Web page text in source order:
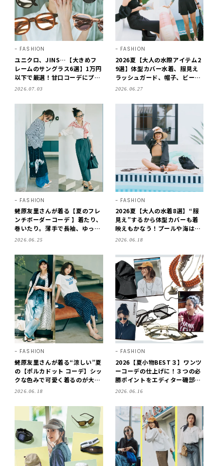
FASHION
ユニクロ、JINS…【大きめフ
レームのサングラス6選】1万円
以下で厳選！甘口コーデにプラ
スして｜2026夏
2026.07.03
FASHION
2026夏【大人の水際アイテム2
9選】体型カバー水着、服見え
ラッシュガード、帽子、ビーチ
バッグetc.プールや海はもちろ
2026.06.27
FASHION
蛯原友里さんが着る【夏のフレ
ンチボーダーコーデ 】着たり、
巻いたり。薄手で長袖、ゆった
りしたラインを選ぶのが正解
2026.06.25
FASHION
2026夏【大人の水着8選】“服
見え”するから体型カバーも着
映えもかなう！プールや海はも
ちろん、デイリーにだって活
2026.06.18
FASHION
蛯原友里さんが着る“涼しい”夏
の【ポルカドット コーデ】シッ
クな色みで可愛く着るのが大人
の正解！
2026.06.18
FASHION
2026【夏小物BEST３】ワンツ
ーコーデの仕上げに！３つの必
勝ポイントをエディター磯部安
伽さんが提案！
2026.06.16